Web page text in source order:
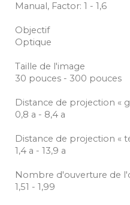
Manual, Factor: 1 - 1,6
Objectif
Optique
Taille de l'image
30 pouces - 300 pouces
Distance de projection «
0,8 a - 8,4 a
Distance de projection «
1,4 a - 13,9 a
Nombre d'ouverture de
1,51 - 1,99